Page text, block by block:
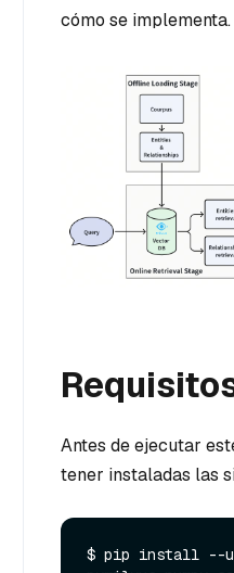
cómo se implementa.
Antes de ejecutar
tener instaladas las
$ pip install --